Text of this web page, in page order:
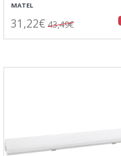
MATEL
31,22€ 43,49€